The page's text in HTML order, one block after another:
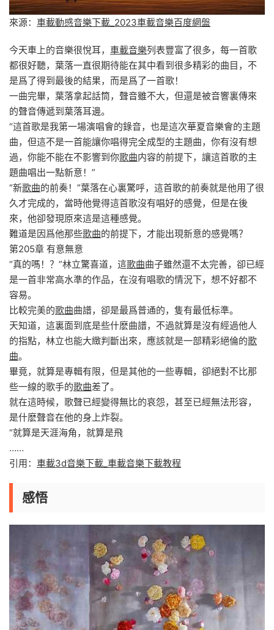
來源： 車載動感音樂下載_2023車載音樂百度網盤
今天車上的音樂很悅耳， 車載音樂列表豐富了很多，每一首歌
都很好聽，葉落一直很期待能在其中看到很多精彩的曲目，不
是爲了得到最後的結果，而是爲了一首歌！
一曲完畢，葉落拿起話筒，聲音雖不大，但還是被音響裏傳來
的聲音傳遞到葉落耳邊。
“這首歌是我第一場演唱會的錄音，也是這次華夏音樂會的主題
曲，但這不是一首能讓你唱得完全成型的主題曲，你有沒有想
過，你能不能在不影響到你歌曲内容的前提下，讓這首歌的主
題曲唱出一點新意！”
“新歌曲的前奏！”葉落在心裏驚呼，這首歌的前奏就是他用了很
久才完成的，當時他覺得這首歌沒有唱好的感覺，但是在後
來，他卻發現原來這是這種感覺。
難道是因爲他那些歌曲的前提下，才能出現新意的感覺嗎？
第205章 有意無意
“真的嗎！？”林立驚喜道，這歌曲曲子雖然還不太完善，卻已經
是一首非常高水準的作品，在沒有唱歌的情況下，想不好都不
容易。
比較完美的歌曲曲譜，卻是最爲普通的，隻有最低标準。
天知道，這裏面到底是些什麽曲譜，不過就算是沒有經過他人
的指點，林立也能大緻判斷出來，應該就是一部精彩絕倫的歌
曲。
畢竟，就算是專輯有限，但是其他的一些專輯，卻絕對不比那
些一線的歌手的歌曲差了。
就在這時候，歌聲已經變得無比的哀怨，甚至已經無法形容，
是什麽聲音在他的身上炸裂。
“就算是天涯海角，就算是飛
……
引用： 車載3d音樂下載_車載音樂下載教程
感悟